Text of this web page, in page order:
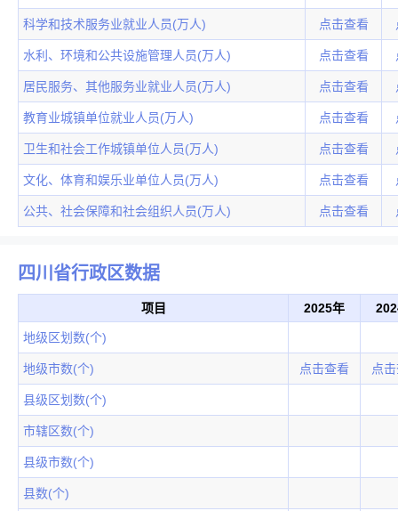
科学和技术服务业就业人员(万人) 点击查看
水利、环境和公共设施管理人员(万人) 点击查看
居民服务、其他服务业就业人员(万人) 点击查看
教育业城镇单位就业人员(万人) 点击查看
卫生和社会工作城镇单位人员(万人) 点击查看
文化、体育和娱乐业单位人员(万人) 点击查看
公共、社会保障和社会组织人员(万人) 点击查看
四川省行政区数据
项目 2025年
地级区划数(个)
地级市数(个) 点击查看 点
县级区划数(个)
市辖区数(个)
县级市数(个)
县数(个)